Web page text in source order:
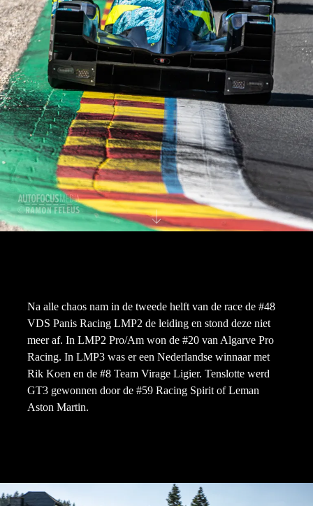
Na alle chaos nam in de tweede helft van de race de #48
VDS Panis Racing LMP2 de leiding en stond deze niet
meer af. In LMP2 Pro/Am won de #20 van Algarve Pro
Racing. In LMP3 was er een Nederlandse winnaar met
Rik Koen en de #8 Team Virage Ligier. Tenslotte werd
GT3 gewonnen door de #59 Racing Spirit of Leman
Aston Martin.